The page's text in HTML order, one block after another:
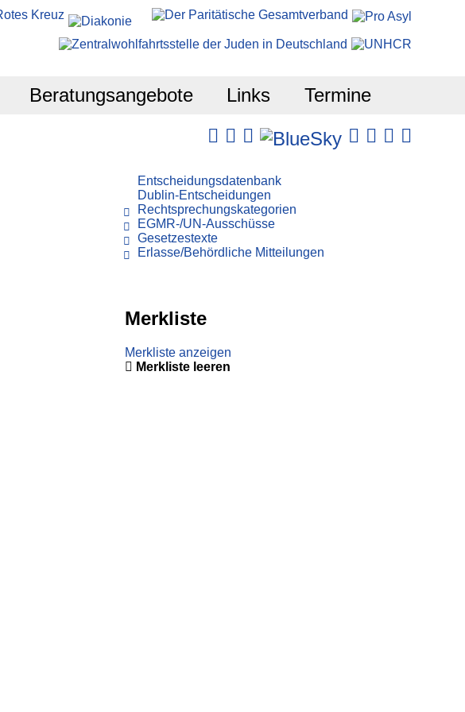
Beratungsangebote Links Termine
Entscheidungsdatenbank
Dublin-Entscheidungen
Rechtsprechungskategorien
EGMR-/UN-Ausschüsse
Gesetzestexte
Erlasse/Behördliche Mitteilungen
Merkliste
Merkliste anzeigen
Merkliste leeren